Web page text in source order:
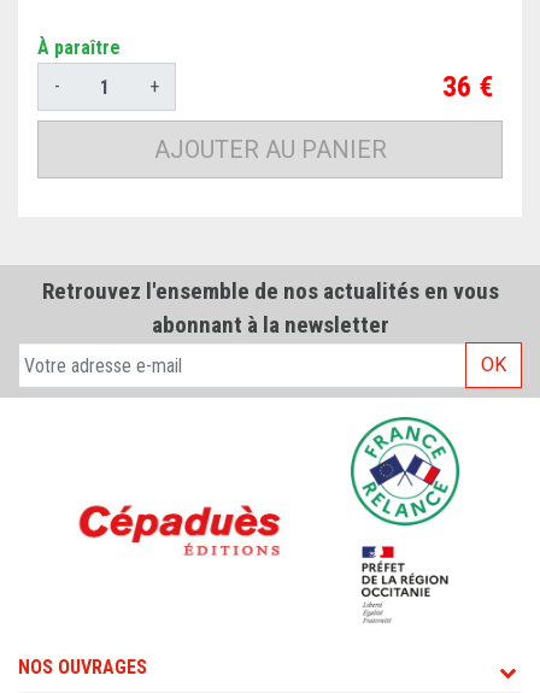
À paraître
-
+ Prix
36 €
AJOUTER AU PANIER
Retrouvez l'ensemble de nos actualités en vous
abonnant à la newsletter
OK
NOS OUVRAGES